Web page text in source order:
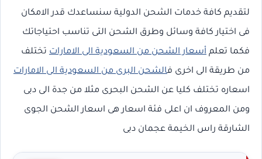
لتقديم كافة خدمات الشحن الدولية سنساعدك قدر الامكان
فى اختيار كافة وسائل وطرق الشحن التى تناسب احتياجاتك
فكما تعلم أسعار الشحن من السعودية الى الامارات تختلف
من طريقة الى اخرى فالشحن البرى من السعودية الى الامارات
اسعاره تختلف كليا عن الشحن البحرى مثلا من جدة الى دبى
ومن المعروف ان اعلى فئة اسعار هى اسعار الشحن الجوى
الشارقة راس الخيمة عجمان دبى